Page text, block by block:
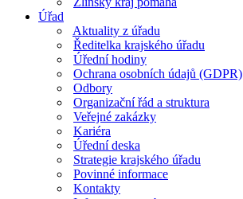
Úřad
Aktuality z úřadu
Ředitelka krajského úřadu
Úřední hodiny
Ochrana osobních údajů (GDPR)
Odbory
Organizační řád a struktura
Veřejné zakázky
Kariéra
Úřední deska
Strategie krajského úřadu
Povinné informace
Kontakty